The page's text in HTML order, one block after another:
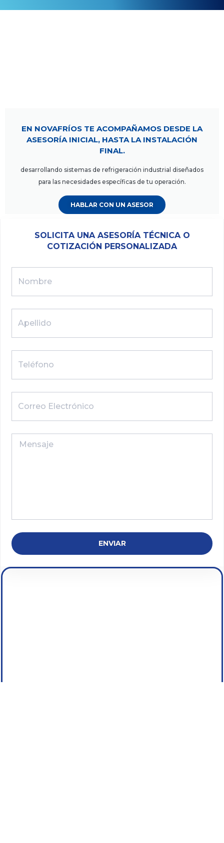
EN NOVAFRÍOS TE ACOMPAÑAMOS DESDE LA
ASESORÍA INICIAL, HASTA LA INSTALACIÓN
FINAL.
desarrollando sistemas de refrigeración industrial diseñados
para las necesidades específicas de tu operación.
HABLAR CON UN ASESOR
SOLICITA UNA ASESORÍA TÉCNICA O
COTIZACIÓN PERSONALIZADA
ENVIAR